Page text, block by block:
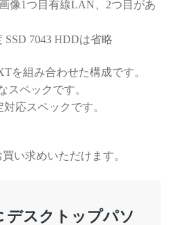
像1つ目有線LAN、2つ目があ
7043 HDDは省略
を組み合わせた構成です。
スペックです。
応スペックです。
い求めいただけます。